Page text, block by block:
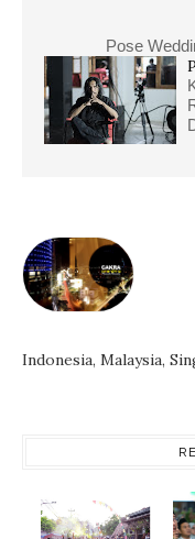
Pose
Indonesia, Malaysia,